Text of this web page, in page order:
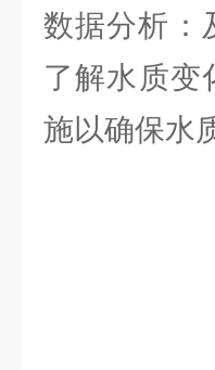
数据分析：
了解水质变
施以确保水